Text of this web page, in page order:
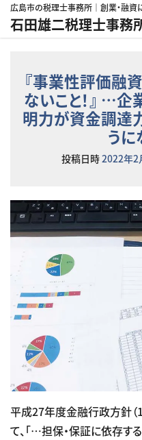
コンテンツへスキップ
広島市の税理士事務所｜創業・融資
石田雄二税理士事務
『事業性評価融
ないこと！』 …
明力が資金調達
うに
投稿日時2022年2
平成27年度金融行政方針（
て、「…担保・保証に依存